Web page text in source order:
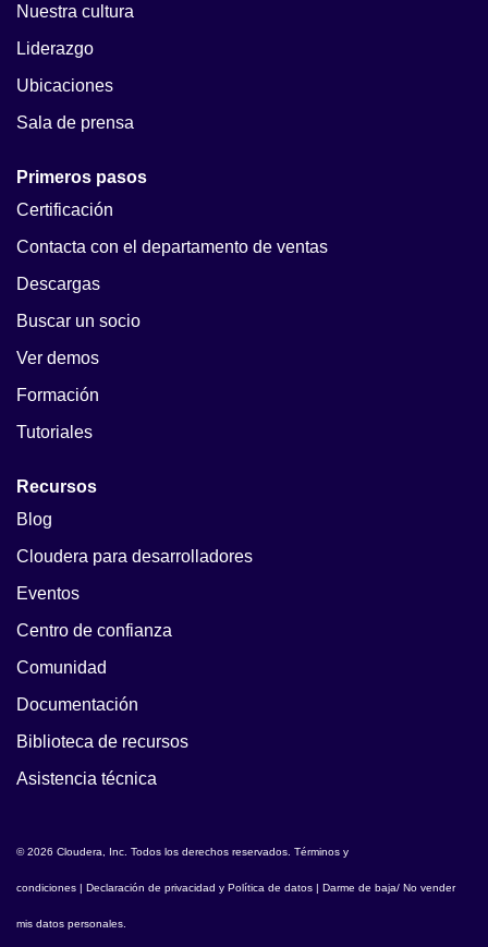
Nuestra cultura
Liderazgo
Ubicaciones
Sala de prensa
Primeros pasos
Certificación
Contacta con el departamento de ventas
Descargas
Buscar un socio
Ver demos
Formación
Tutoriales
Recursos
Blog
Cloudera para desarrolladores
Eventos
Centro de confianza
Comunidad
Documentación
Biblioteca de recursos
Asistencia técnica
© 2026 Cloudera, Inc. Todos los derechos reservados. Términos y
condiciones | Declaración de privacidad y Política de datos | Darme de baja/ No vender
mis datos personales